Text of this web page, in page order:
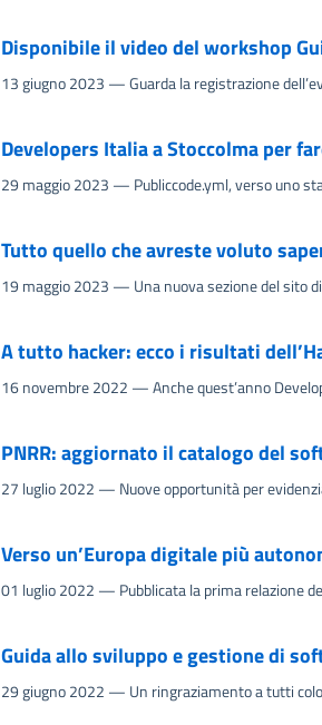
Disponibile il video del workshop
13 giugno 2023 — Guarda la registrazione
Developers Italia a Stoccolma per
29 maggio 2023 — Publiccode.yml, verso uno
Tutto quello che avreste voluto
19 maggio 2023 — Una nuova sezione del sito
A tutto hacker: ecco i risultati
16 novembre 2022 — Anche quest’anno
PNRR: aggiornato il catalogo del
27 luglio 2022 — Nuove opportunità per
Verso un’Europa digitale più
01 luglio 2022 — Pubblicata la prima relazione
Guida allo sviluppo e gestione di
29 giugno 2022 — Un ringraziamento a tutti